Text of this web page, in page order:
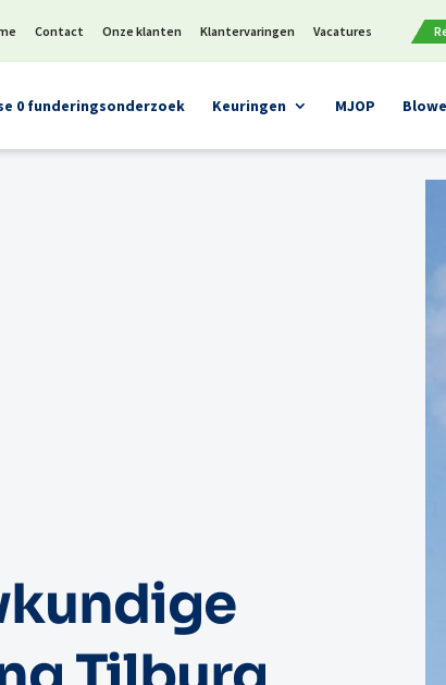
Contact Onze klanten Klantervaringen Vacatures
0 funderingsonderzoek Keuringen MJOP